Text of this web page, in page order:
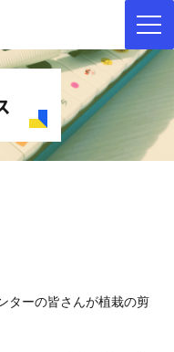
ターの皆さんが植栽の剪